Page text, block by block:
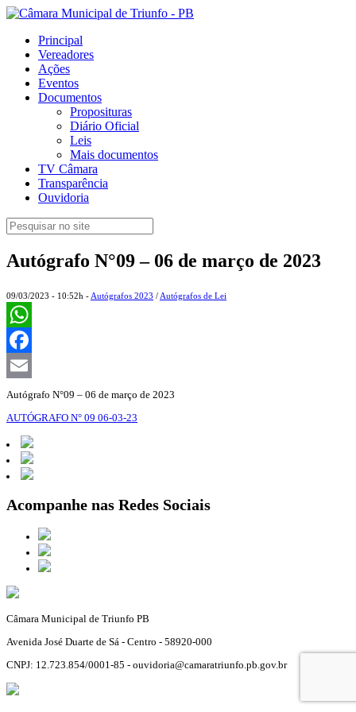
Principal
Vereadores
Ações
Eventos
Documentos
Proposituras
Diário Oficial
Leis
Mais documentos
TV Câmara
Transparência
Ouvidoria
Autógrafo N°09 – 06 de março de 2023
09/03/2023 - 10:52h - Autógrafos 2023 / Autógrafos de Lei
WhatsApp
Facebook
Email
Autógrafo N°09 – 06 de março de 2023
AUTÓGRAFO N° 09 06-03-23
Acompanhe nas Redes Sociais
Câmara Municipal de Triunfo PB
Avenida José Duarte de Sá - Centro - 58920-000
CNPJ: 12.723.854/0001-85 - ouvidoria@camaratriunfo.pb.gov.br